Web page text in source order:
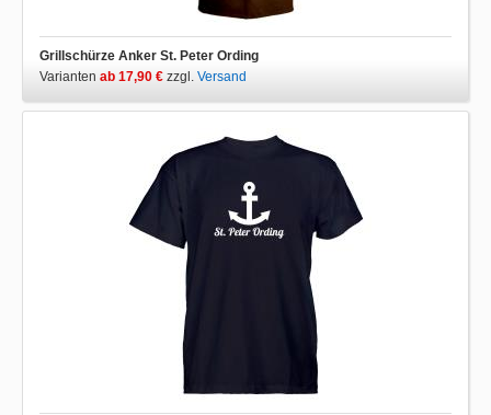
Grillschürze Anker St. Peter Ording
Varianten ab 17,90 € zzgl. Versand